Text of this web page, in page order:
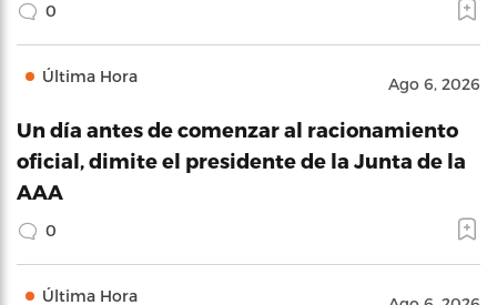
0
Última Hora Ago 6, 2026
Un día antes de comenzar al racionamiento
oficial, dimite el presidente de la Junta de la
AAA
0
Última Hora